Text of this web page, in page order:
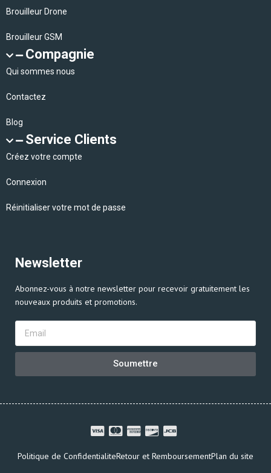
Brouilleur Drone
Brouilleur GSM
Compagnie
Qui sommes nous
Contactez
Blog
Service Clients
Créez votre compte
Connexion
Réinitialiser votre mot de passe
Newsletter
Abonnez-vous à notre newsletter pour recevoir gratuitement les
nouveaux produits et promotions.
Soumettre
Politique de ConfidentialiteRetour et RemboursementPlan du site